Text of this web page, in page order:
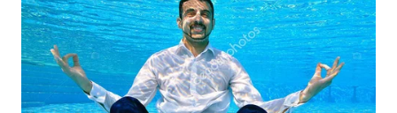
NET
WAHANA
SPORT